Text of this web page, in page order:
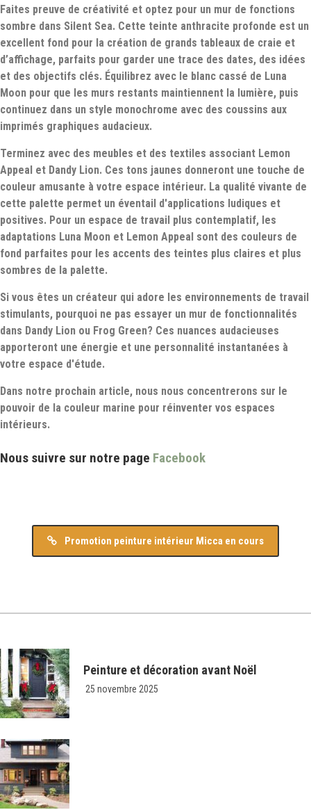
Faites preuve de créativité et optez pour un mur de fonctions
sombre dans Silent Sea. Cette teinte anthracite profonde est un
excellent fond pour la création de grands tableaux de craie et
d’affichage, parfaits pour garder une trace des dates, des idées
et des objectifs clés. Équilibrez avec le blanc cassé de Luna
Moon pour que les murs restants maintiennent la lumière, puis
continuez dans un style monochrome avec des coussins aux
imprimés graphiques audacieux.
Terminez avec des meubles et des textiles associant Lemon
Appeal et Dandy Lion. Ces tons jaunes donneront une touche de
couleur amusante à votre espace intérieur. La qualité vivante de
cette palette permet un éventail d'applications ludiques et
positives. Pour un espace de travail plus contemplatif, les
adaptations Luna Moon et Lemon Appeal sont des couleurs de
fond parfaites pour les accents des teintes plus claires et plus
sombres de la palette.
Si vous êtes un créateur qui adore les environnements de travail
stimulants, pourquoi ne pas essayer un mur de fonctionnalités
dans Dandy Lion ou Frog Green? Ces nuances audacieuses
apporteront une énergie et une personnalité instantanées à
votre espace d'étude.
Dans notre prochain article, nous nous concentrerons sur le
pouvoir de la couleur marine pour réinventer vos espaces
intérieurs.
Nous suivre sur notre page Facebook
Promotion peinture intérieur Micca en cours
Peinture et décoration avant Noël
25 novembre 2025